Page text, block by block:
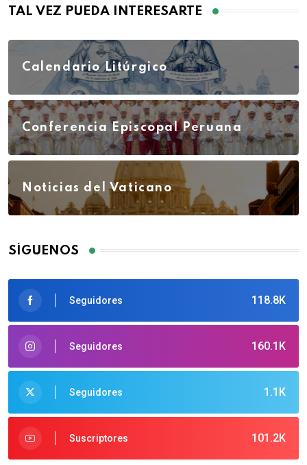
TAL VEZ PUEDA INTERESARTE
Calendario Litúrgico
Conferencia Episcopal Peruana
Noticias del Vaticano
SÍGUENOS
118.8K
Seguidores
160.1K
Seguidores
1.1K
Seguidores
101.2K
Suscriptores